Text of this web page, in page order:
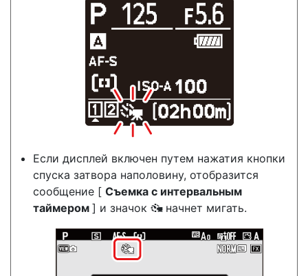
Если дисплей включен путем нажатия кнопки
спуска затвора наполовину, отобразится
сообщение [ Съемка с интервальным
таймером ] и значок 8 начнет мигать.